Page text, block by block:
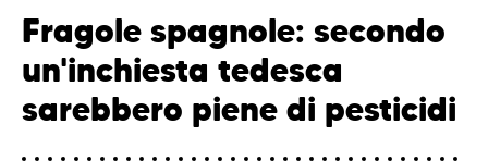
Fragole spagnole: secondo
un'inchiesta tedesca
sarebbero piene di pesticidi